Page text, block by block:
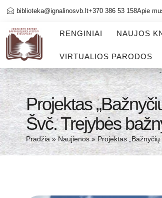
biblioteka@ignalinosvb.lt+370 386 53 158Apie
RENGINIAI NAUJOS
VIRTUALIOS PARODOS
Projektas
Švč. Trejybės
Pradžia »Naujienos» Projektas